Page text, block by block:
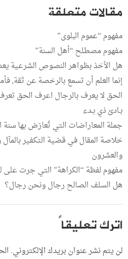
مقالات متعلقة
مفهوم “عموم البلوى”
مفهوم مصطلح “أهل السنة”
هل الأخذ بظواهر النصوص الشرعية
إنما العلم أن تسمع بالرخصة عن ثقة,
الحق لا يعرف بالرجال اعرف الحق
بـادئ ذي بـدء
جملة المعاراضات التي تُعارَض بها سنة
خلاصة المقال في قضية التكفير بالمآل
والعشرون
مفهوم لفظة “الكراهة” التي جرت على
هل السلف الصالح رجال ونحن رجال؟
اترك تعليقاً
لن يتم نشر عنوان بريدك الإلكتروني.